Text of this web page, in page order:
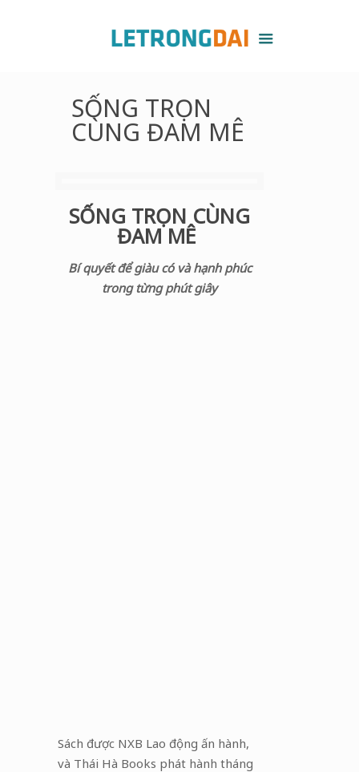
SỐNG TRỌN
CÙNG ĐAM MÊ
SỐNG TRỌN CÙNG
ĐAM MÊ
Bí quyết để giàu có và hạnh phúc
trong từng phút giây
Sách được NXB Lao động ấn hành,
và Thái Hà Books phát hành tháng